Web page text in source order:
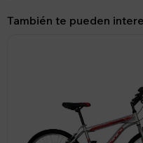
También te pueden